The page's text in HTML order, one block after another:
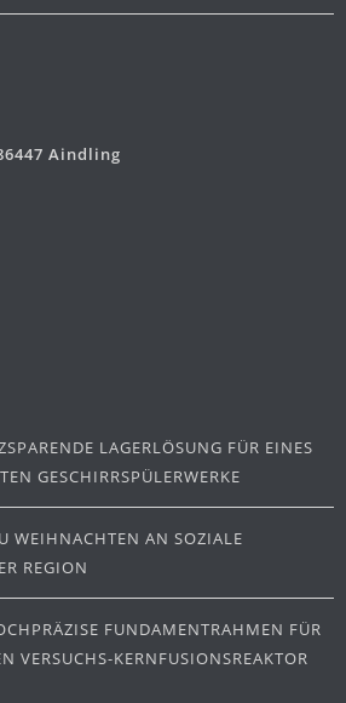
Aindling
LAGERLÖSUNG FÜR EINES
GESCHIRRSPÜLERWERKE
WEIHNACHTEN AN SOZIALE
REGION
FUNDAMENTRAHMEN FÜR
VERSUCHS-KERNFUSIONSREAKTOR